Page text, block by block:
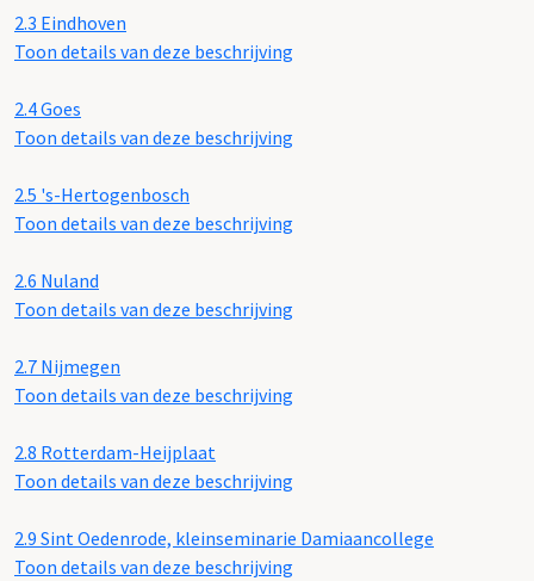
2.3 Eindhoven
Toon details van deze beschrijving
2.4Goes
Toon details van deze beschrijving
2.5 's-Hertogenbosch
Toon details van deze beschrijving
2.6 Nuland
Toon details van deze beschrijving
2.7 Nijmegen
Toon details van deze beschrijving
2.8 Rotterdam-Heijplaat
Toon details van deze beschrijving
2.9 Sint Oedenrode, kleinseminarie Damiaancollege
Toon details van deze beschrijving